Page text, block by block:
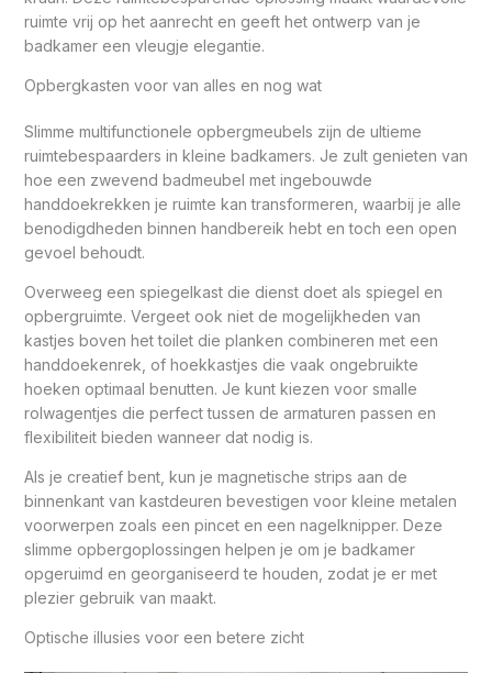
ruimte vrij op het aanrecht en geeft het ontwerp van je
badkamer een vleugje elegantie.
Opbergkasten voor van alles en nog wat
Slimme multifunctionele opbergmeubels zijn de ultieme
ruimtebespaarders in kleine badkamers. Je zult genieten van
hoe een zwevend badmeubel met ingebouwde
handdoekrekken je ruimte kan transformeren, waarbij je alle
benodigdheden binnen handbereik hebt en toch een open
gevoel behoudt.
Overweeg een spiegelkast die dienst doet als spiegel en
opbergruimte. Vergeet ook niet de mogelijkheden van
kastjes boven het toilet die planken combineren met een
handdoekenrek, of hoekkastjes die vaak ongebruikte
hoeken optimaal benutten. Je kunt kiezen voor smalle
rolwagentjes die perfect tussen de armaturen passen en
flexibiliteit bieden wanneer dat nodig is.
Als je creatief bent, kun je magnetische strips aan de
binnenkant van kastdeuren bevestigen voor kleine metalen
voorwerpen zoals een pincet en een nagelknipper. Deze
slimme opbergoplossingen helpen je om je badkamer
opgeruimd en georganiseerd te houden, zodat je er met
plezier gebruik van maakt.
Optische illusies voor een betere zicht